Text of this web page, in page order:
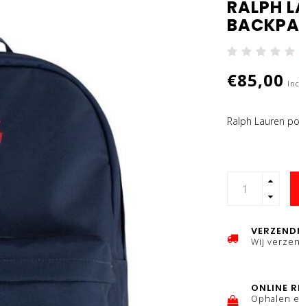
RALPH
€85,00
Ralph Lauren
Wij
ONLINE
Ophalen